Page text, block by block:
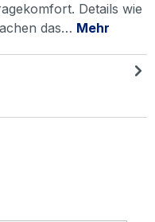
Details wie
das… Mehr